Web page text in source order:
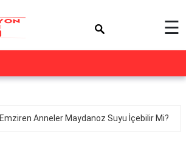
☰
Emziren Anneler Maydanoz Suyu İçebilir Mi?